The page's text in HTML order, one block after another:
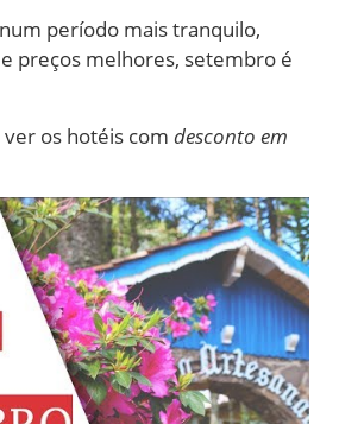
período mais tranquilo,
preços melhores, setembro é
ver os hotéis com desconto em